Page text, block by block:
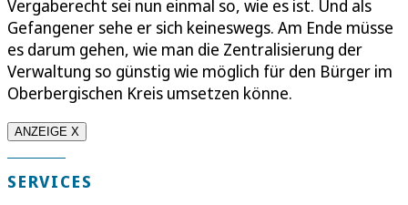
Vergaberecht sei nun einmal so, wie es ist. Und als
Gefangener sehe er sich keineswegs. Am Ende müsse
es darum gehen, wie man die Zentralisierung der
Verwaltung so günstig wie möglich für den Bürger im
Oberbergischen Kreis umsetzen könne.
ANZEIGE X
SERVICES